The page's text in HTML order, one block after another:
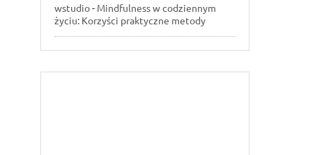
wstudio- Mindfulness w codziennym
życiu: Korzyści praktyczne metody